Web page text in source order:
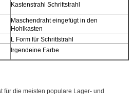
Kastenstrahl Schrittstrahl
Maschendraht eingefügt in den
Hohlkasten
L Form für Schrittstrahl
Irgendeine Farbe
für die meisten populare Lager- und